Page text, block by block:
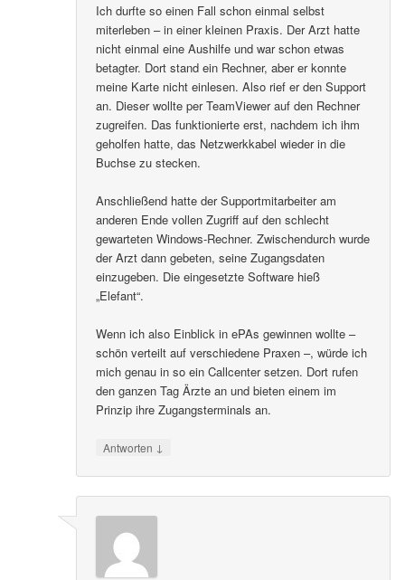
Ich durfte so einen Fall schon einmal selbst
miterleben – in einer kleinen Praxis. Der Arzt hatte
nicht einmal eine Aushilfe und war schon etwas
betagter. Dort stand ein Rechner, aber er konnte
meine Karte nicht einlesen. Also rief er den Support
an. Dieser wollte per TeamViewer auf den Rechner
zugreifen. Das funktionierte erst, nachdem ich ihm
geholfen hatte, das Netzwerkkabel wieder in die
Buchse zu stecken.
Anschließend hatte der Supportmitarbeiter am
anderen Ende vollen Zugriff auf den schlecht
gewarteten Windows-Rechner. Zwischendurch wurde
der Arzt dann gebeten, seine Zugangsdaten
einzugeben. Die eingesetzte Software hieß
„Elefant“.
Wenn ich also Einblick in ePAs gewinnen wollte –
schön verteilt auf verschiedene Praxen –, würde ich
mich genau in so ein Callcenter setzen. Dort rufen
den ganzen Tag Ärzte an und bieten einem im
Prinzip ihre Zugangsterminals an.
Antworten ↓